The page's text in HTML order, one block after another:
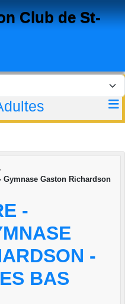
Club de St-
Gaston Richardson
-
-
BAS